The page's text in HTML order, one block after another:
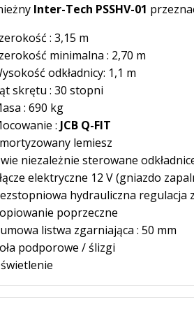
Inter-Tech PSSHV-01
: 3,15 m
minimalna : 2,70 m
odkładnicy: 1,1 m
skrętu : 30 stopni
: 690 kg
: JCB Q-FIT
lemiesz
niezależnie sterowane
elektryczne 12 V (gniazdo
hydrauliczna regulacja
poprzeczne
listwa zgarniająca : 50 mm
podporowe / ślizgi